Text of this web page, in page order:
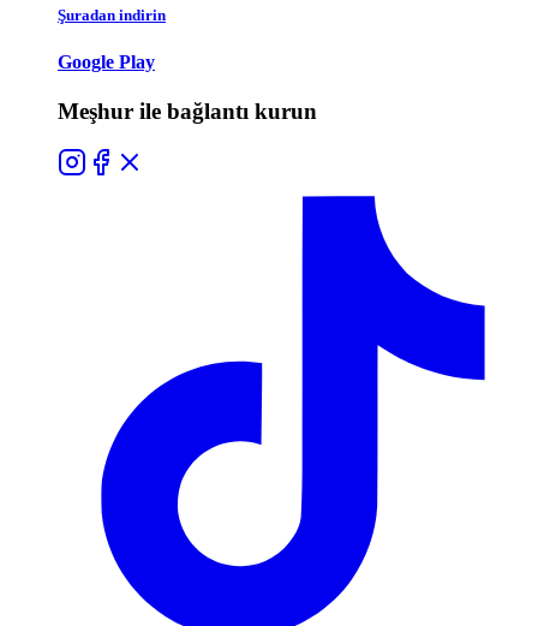
Şuradan indirin
Google Play
Meşhur ile bağlantı kurun